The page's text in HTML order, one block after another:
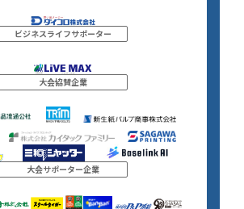
ビジネスライフサポーター
大会協賛企業
大会サポーター企業